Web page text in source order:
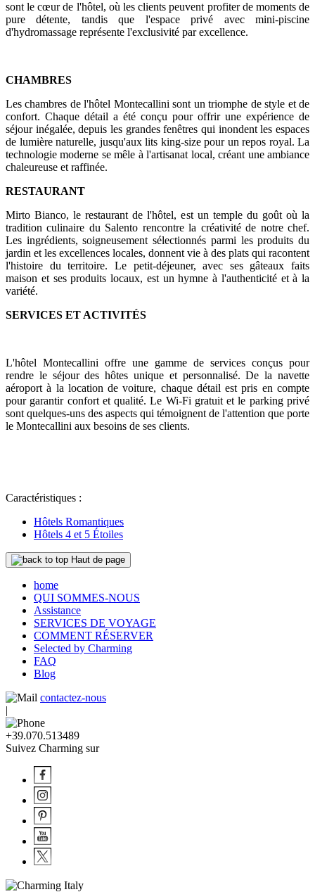
sont le cœur de l'hôtel, où les clients peuvent profiter de moments de
pure détente, tandis que l'espace privé avec mini-piscine
d'hydromassage représente l'exclusivité par excellence.
CHAMBRES
Les chambres de l'hôtel Montecallini sont un triomphe de style et de
confort. Chaque détail a été conçu pour offrir une expérience de
séjour inégalée, depuis les grandes fenêtres qui inondent les espaces
de lumière naturelle, jusqu'aux lits king-size pour un repos royal. La
technologie moderne se mêle à l'artisanat local, créant une ambiance
chaleureuse et raffinée.
RESTAURANT
Mirto Bianco, le restaurant de l'hôtel, est un temple du goût où la
tradition culinaire du Salento rencontre la créativité de notre chef.
Les ingrédients, soigneusement sélectionnés parmi les produits du
jardin et les excellences locales, donnent vie à des plats qui racontent
l'histoire du territoire. Le petit-déjeuner, avec ses gâteaux faits
maison et ses produits locaux, est un hymne à l'authenticité et à la
variété.
SERVICES ET ACTIVITÉS
L'hôtel Montecallini offre une gamme de services conçus pour
rendre le séjour des hôtes unique et personnalisé. De la navette
aéroport à la location de voiture, chaque détail est pris en compte
pour garantir confort et qualité. Le Wi-Fi gratuit et le parking privé
sont quelques-uns des aspects qui témoignent de l'attention que porte
le Montecallini aux besoins de ses clients.
Caractéristiques :
Hôtels Romantiques
Hôtels 4 et 5 Étoiles
Haut de page
home
QUI SOMMES-NOUS
Assistance
SERVICES DE VOYAGE
COMMENT RÉSERVER
Selected by Charming
FAQ
Blog
contactez-nous
|
+39.070.513489
Suivez Charming sur